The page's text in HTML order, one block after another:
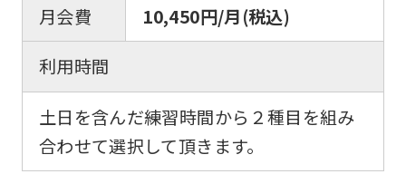
月会費
10,450円/月(税込)
利用時間
土日を含んだ練習時間から２種目を組み
合わせて選択して頂きます。
translation)
to
the
top